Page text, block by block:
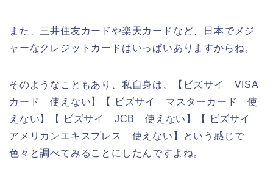
また、三井住友カードや楽天カードなど、日本でメジ
ャーなクレジットカードはいっぱいありますからね。
そのようなこともあり、私自身は、【ビズサイ VISA
カード 使えない】【 ビズサイ マスターカード 使
えない】【 ビズサイ JCB 使えない】【 ビズサイ
アメリカンエキスプレス 使えない】という感じで
色々と調べてみることにしたんですよね。